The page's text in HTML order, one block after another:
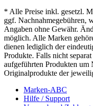
* Alle Preise inkl. gesetzl.
ggf. Nachnahmegebühren,
Angaben ohne Gewähr.
möglich. Alle Marken
dienen lediglich der
Produkte. Falls nicht
aufgeführten Produkten um
Originalprodukte der
Marken-ABC
Hilfe / Support